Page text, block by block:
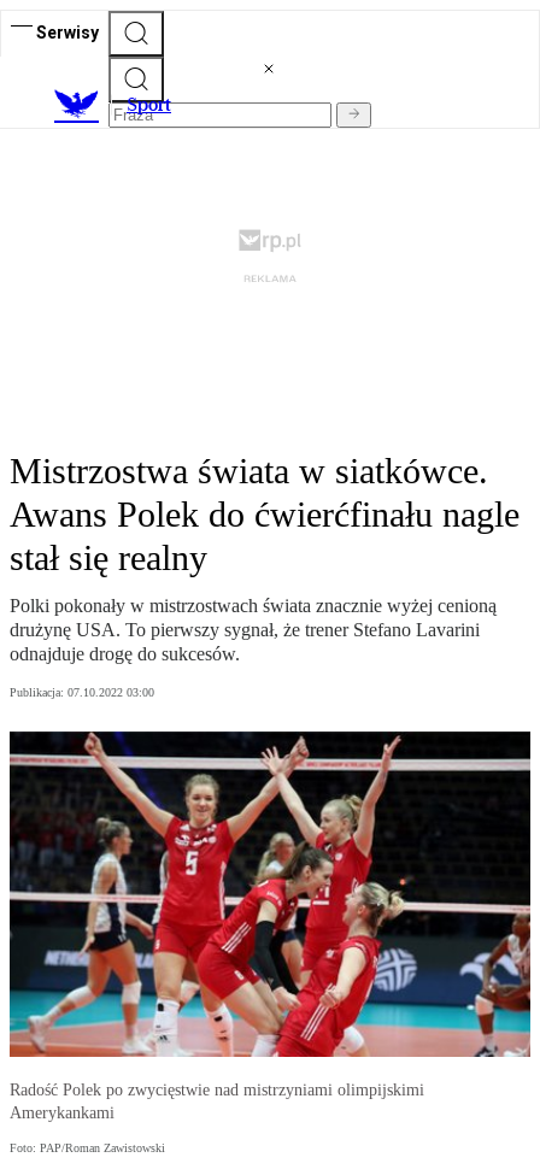
Serwisy
Sport
Mistrzostwa świata w siatkówce.
Awans Polek do ćwierćfinału nagle
stał się realny
Polki pokonały w mistrzostwach świata znacznie wyżej cenioną
drużynę USA. To pierwszy sygnał, że trener Stefano Lavarini
odnajduje drogę do sukcesów.
Publikacja: 07.10.2022 03:00
Radość Polek po zwycięstwie nad mistrzyniami olimpijskimi
Amerykankami
Foto: PAP/Roman Zawistowski